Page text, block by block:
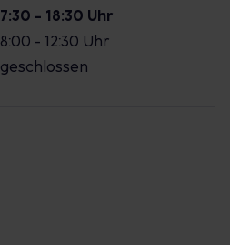
7:30 - 18:30 Uhr
8:00 - 12:30 Uhr
geschlossen